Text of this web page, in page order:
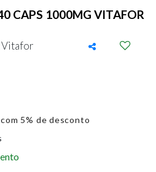
CAPS 1000MG VITAFOR
Vitafor
5% de desconto